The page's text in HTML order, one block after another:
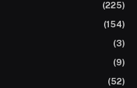
(225)
(154)
(3)
(9)
(52)